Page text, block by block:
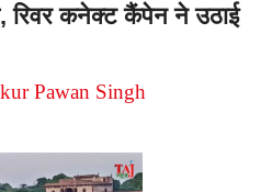
रिवर कनेक्ट कैंपेन ने उठाई
Pawan Singh